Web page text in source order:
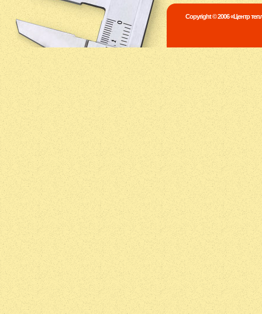
Copyright © 2006 «Центр